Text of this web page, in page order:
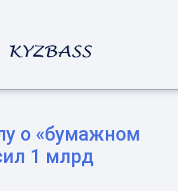
о «бумажном
1 млрд